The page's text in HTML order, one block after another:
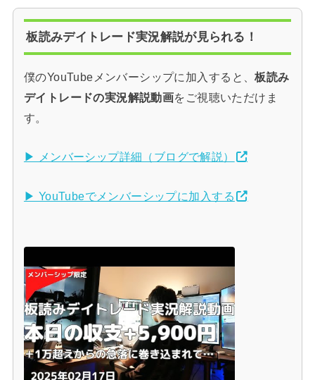
板読みデイトレード実況解説が見られる！
僕のYouTubeメンバーシップに加入すると、板読み
デイトレードの実況解説動画をご視聴いただけま
す。
▶ メンバーシップ詳細（ブログで解説）
▶ YouTubeでメンバーシップに加入する